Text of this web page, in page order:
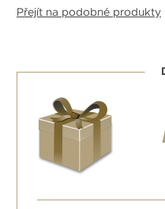
Přejít na podobné produkty